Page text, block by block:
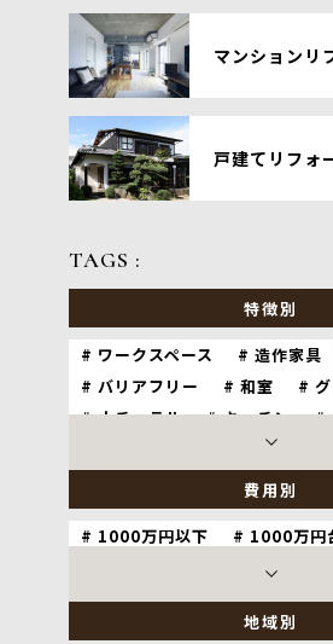
マンションリ
戸建てリフォ
TAGS :
特徴別
ワークスペース
造作家具
バリアフリー
和室
ナチュラル
キッチン
費用別
1000万円以下
1000万円
3000万円以上
地域別